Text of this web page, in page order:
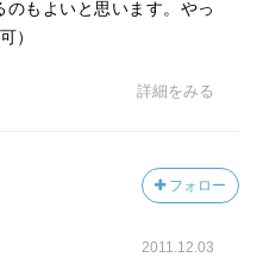
要求する。
る。
る。
はチームで分担する。
にはリスクが伴う。しか
のもよいと思います。やっ
）
詳細をみる
フォロー
2011.12.03